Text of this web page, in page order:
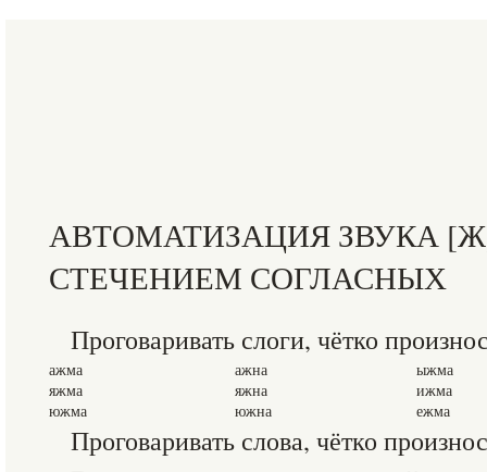
АВТОМАТИЗАЦИЯ ЗВУКА
СТЕЧЕНИЕМ СОГЛАСНЫХ
Проговаривать слоги, чётко
ажма ажна
ыжма
яжма
яжна
ижма
южма
южна ежма
Проговаривать слова, чётко